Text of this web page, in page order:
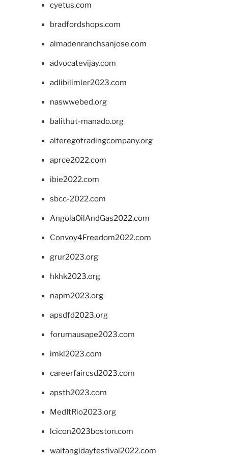
cyetus.com
bradfordshops.com
almadenranchsanjose.com
advocatevijay.com
adlibilimler2023.com
naswwebed.org
balithut-manado.org
alteregotradingcompany.org
aprce2022.com
ibie2022.com
sbcc-2022.com
AngolaOilAndGas2022.com
Convoy4Freedom2022.com
grur2023.org
hkhk2023.org
napm2023.org
apsdfd2023.org
forumausape2023.com
imkl2023.com
careerfaircsd2023.com
apsth2023.com
MedItRio2023.org
lcicon2023boston.com
waitangidayfestival2022.com